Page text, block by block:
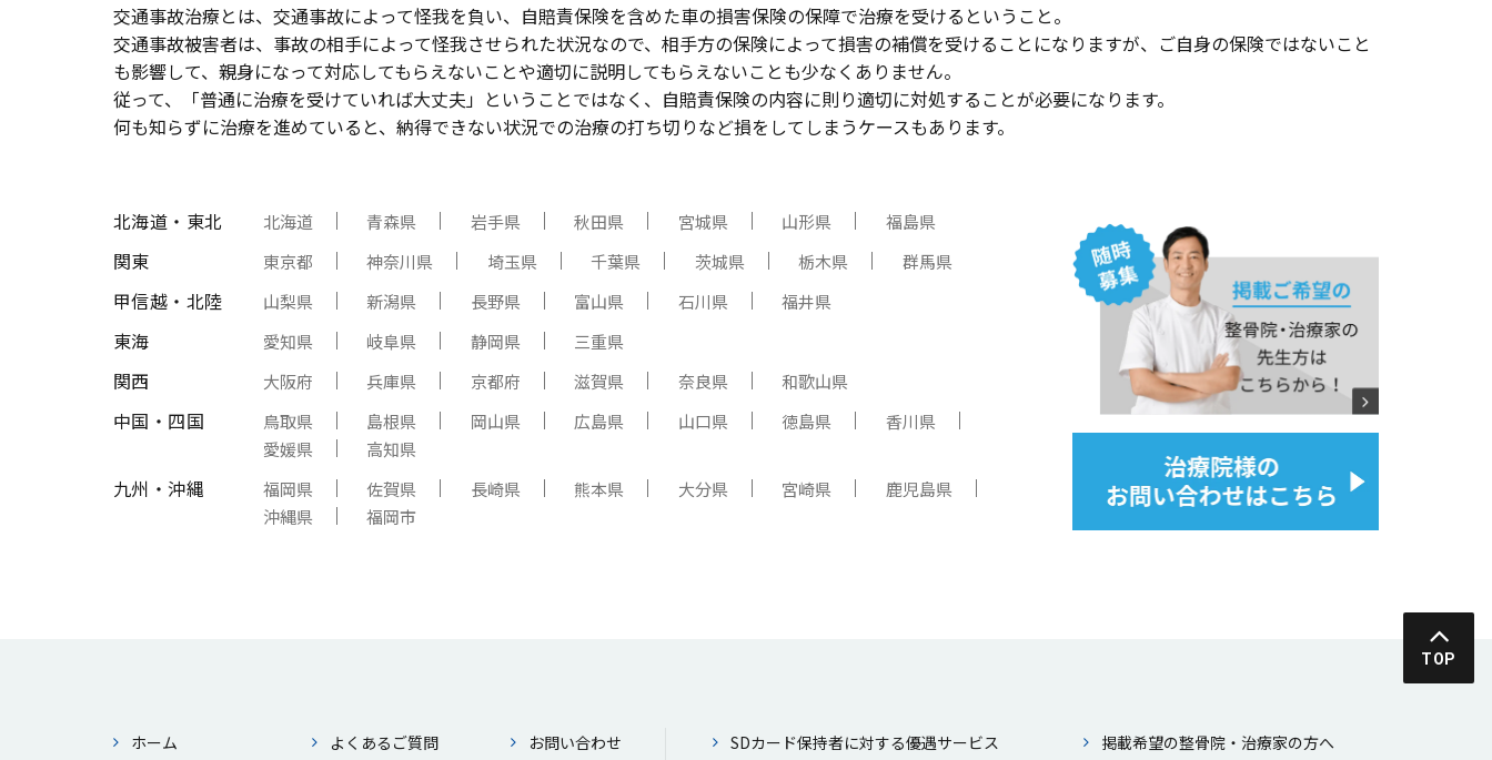
交通事故治療とは、交通事故によって怪我を負い、⾃賠責保険を含めた⾞の損害保険の保障で治療を受けるということ。
交通事故被害者は、事故の相⼿によって怪我させられた状況なので、相⼿⽅の保険によって損害の補償を受けることになりますが、ご⾃⾝の保険ではないこと
も影響して、親⾝になって対応してもらえないことや適切に説明してもらえないことも少なくありません。
従って、「普通に治療を受けていれば⼤丈夫」ということではなく、⾃賠責保険の内容に則り適切に対処することが必要になります。
何も知らずに治療を進めていると、納得できない状況での治療の打ち切りなど損をしてしまうケースもあります。
北海道・東北 北海道 青森県 岩手県 秋田県 宮城県 山形県 福島県
関東 東京都 神奈川県 埼玉県 千葉県 茨城県 栃木県 群馬県
甲信越・北陸 山梨県 新潟県 長野県 富山県 石川県 福井県
東海 愛知県 岐阜県 静岡県 三重県
関西 大阪府 兵庫県 京都府 滋賀県 奈良県 和歌山県
中国・四国 鳥取県 島根県 岡山県 広島県 山口県 徳島県
香川県
愛媛県
高知県
九州・沖縄 福岡県 佐賀県 長崎県 熊本県 大分県 宮崎県
鹿児島県
沖縄県
福岡市
TOP
ホーム よくあるご質問 お問い合わせ SDカード保持者に対する優遇サービス 掲載希望の整⾻院・治療家の⽅へ